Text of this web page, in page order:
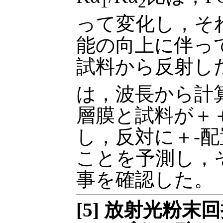
って変化し，そ
能の向上に伴っ
試料から反射し
は，波長から計
層膜と試料が＋
し，反対に＋-
ことを予測し，
事を確認した。
[5] 放射光粉末